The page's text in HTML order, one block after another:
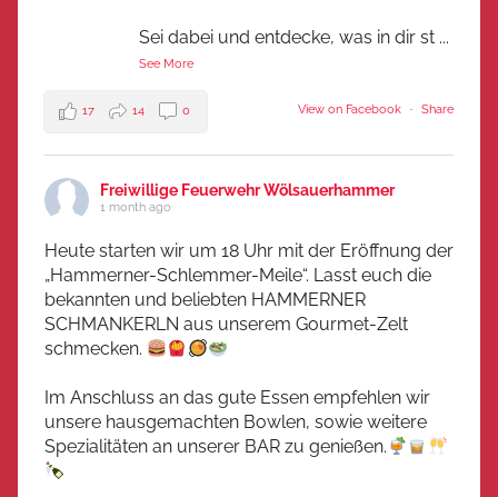
Sei dabei und entdecke, was in dir st ...
See More
View on Facebook · Share
17 14 0
Freiwillige Feuerwehr Wölsauerhammer
1 month ago
Heute starten wir um 18 Uhr mit der Eröffnung der
„Hammerner-Schlemmer-Meile“. Lasst euch die
bekannten und beliebten HAMMERNER
SCHMANKERLN aus unserem Gourmet-Zelt
schmecken.
Im Anschluss an das gute Essen empfehlen wir
unsere hausgemachten Bowlen, sowie weitere
Spezialitäten an unserer BAR zu genießen.